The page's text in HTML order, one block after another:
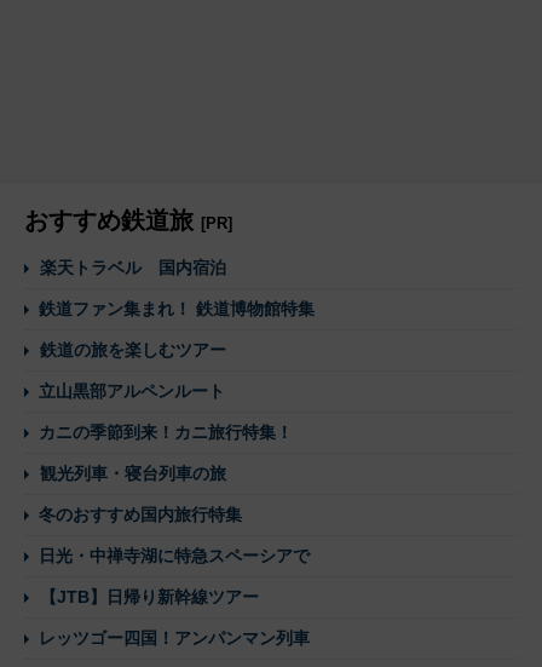
おすすめ鉄道旅 [PR]
楽天トラベル 国内宿泊
鉄道ファン集まれ！ 鉄道博物館特集
鉄道の旅を楽しむツアー
立山黒部アルペンルート
カニの季節到来！カニ旅行特集！
観光列車・寝台列車の旅
冬のおすすめ国内旅行特集
日光・中禅寺湖に特急スペーシアで
【JTB】日帰り新幹線ツアー
レッツゴー四国！アンパンマン列車